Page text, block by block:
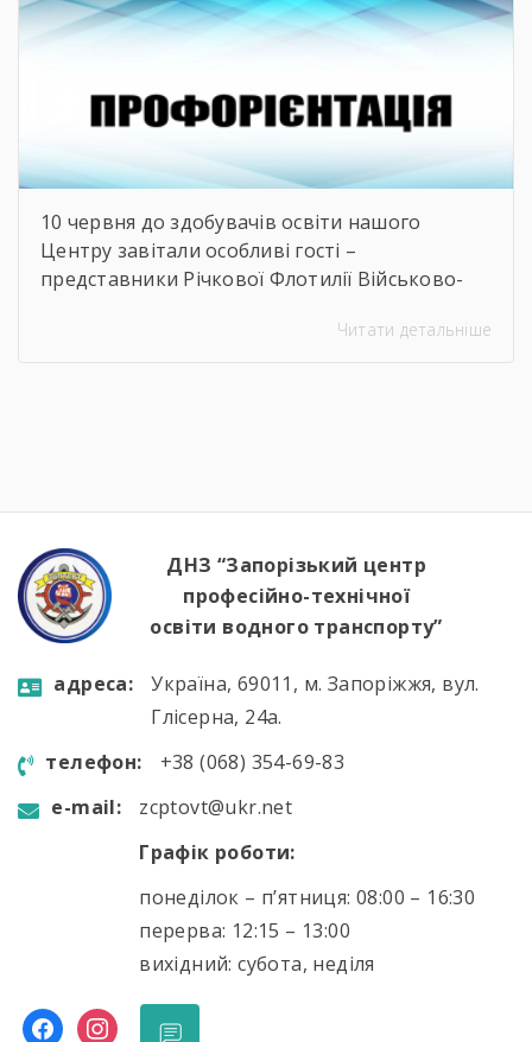
10 червня до здобувачів освіти нашого
Центру завітали особливі гості –
представники Річкової Флотилії Військово-
зустрічі студенти дізналися про особливості
загрозам;🔹 можливості професійного […]
Читати детальніше
ДНЗ “Запорізький центр
професійно-технічної
освіти водного транспорту”
aдресa:
Україна, 69011, м. Запоріжжя, вул.
Глісерна, 24а.
телефон:
+38 (068) 354-69-83
e-mail:
zcptovt@ukr.net
Графік роботи:
понеділок – п’ятниця: 08:00 – 16:30
перерва: 12:15 – 13:00
вихідний: субота, неділя
facebookinstagram